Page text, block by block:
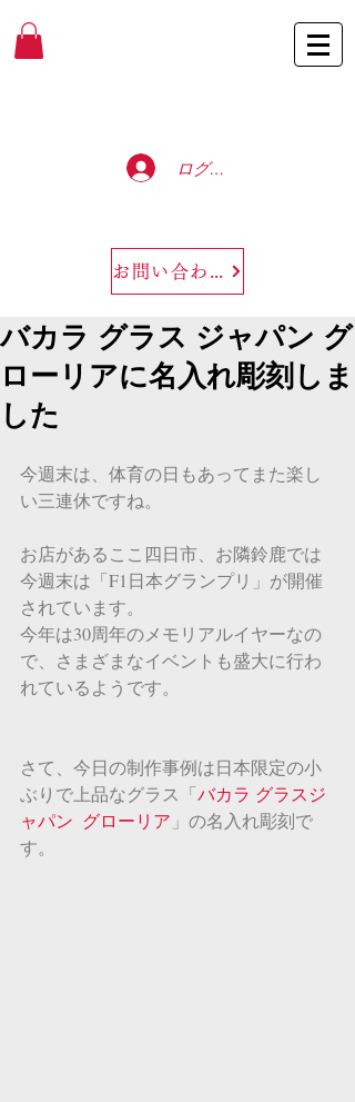
ログイン
お問い合わせ
バカラ グラス ジャパン グ
ローリアに名入れ彫刻しま
した
今週末は、体育の日もあってまた楽し
い三連休ですね。
お店があるここ四日市、お隣鈴鹿では
今週末は「F1日本グランプリ」が開催
されています。
今年は30周年のメモリアルイヤーなの
で、さまざまなイベントも盛大に行わ
れているようです。
さて、今日の制作事例は日本限定の小
ぶりで上品なグラス「バカラ グラスジ
ャパン  グローリア 」の名入れ彫刻で
す。